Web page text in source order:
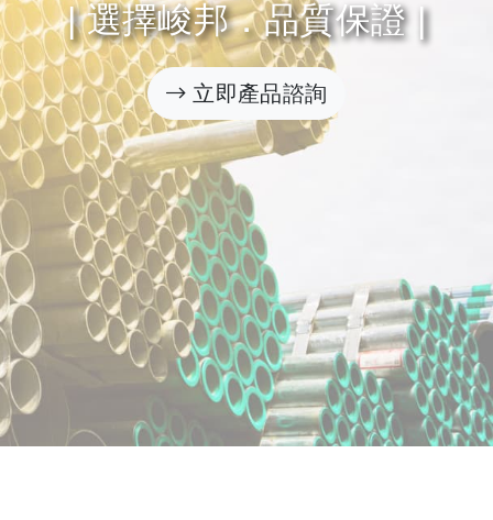
| 選擇峻邦．品質保證 |
立即產品諮詢